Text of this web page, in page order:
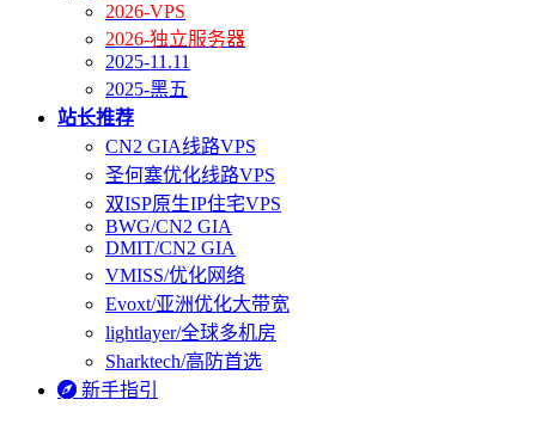
2026-VPS
2026-独立服务器
2025-11.11
2025-黑五
站长推荐
CN2 GIA线路VPS
圣何塞优化线路VPS
双ISP原生IP住宅VPS
BWG/CN2 GIA
DMIT/CN2 GIA
VMISS/优化网络
Evoxt/亚洲优化大带宽
lightlayer/全球多机房
Sharktech/高防首选
 新手指引